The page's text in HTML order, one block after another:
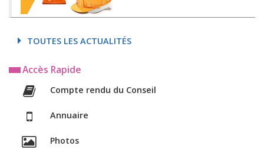
TOUTES LES ACTUALITÉS
Accès Rapide
Compte rendu du Conseil
Annuaire
Photos